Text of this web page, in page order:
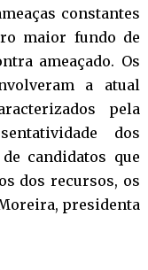
constantes
maior fundo de
ameaçado. Os
a atual
pela
dos
candidatos que
dos recursos, os
presidenta